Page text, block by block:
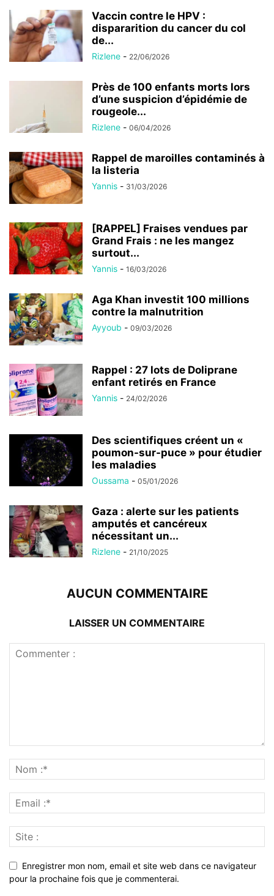
Vaccin contre le HPV :
dispararition du cancer du col
de...
Rizlene - 22/06/2026
Près de 100 enfants morts lors
d’une suspicion d’épidémie de
rougeole...
Rizlene - 06/04/2026
Rappel de maroilles contaminés à
la listeria
Yannis - 31/03/2026
[RAPPEL] Fraises vendues par
Grand Frais : ne les mangez
surtout...
Yannis - 16/03/2026
Aga Khan investit 100 millions
contre la malnutrition
Ayyoub - 09/03/2026
Rappel : 27 lots de Doliprane
enfant retirés en France
Yannis - 24/02/2026
Des scientifiques créent un «
poumon-sur-puce » pour étudier
les maladies
Oussama - 05/01/2026
Gaza : alerte sur les patients
amputés et cancéreux
nécessitant un...
Rizlene - 21/10/2025
AUCUN COMMENTAIRE
LAISSER UN COMMENTAIRE
Enregistrer mon nom, email et site web dans ce navigateur
pour la prochaine fois que je commenterai.